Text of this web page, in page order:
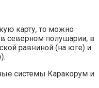
карту, то можно
северном полушарии, в
равниной (на юге) и
системы Каракорум и